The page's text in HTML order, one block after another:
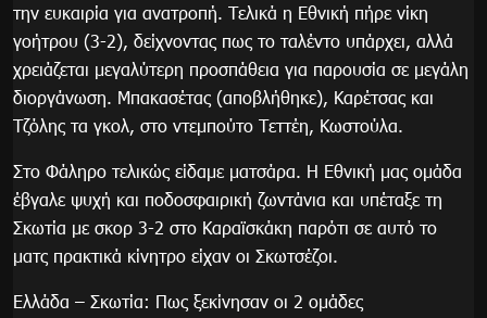
την ευκαιρία για ανατροπή. Τελικά η Εθνική πήρε νίκη
γοήτρου (3-2), δείχνοντας πως το ταλέντο υπάρχει, αλλά
χρειάζεται μεγαλύτερη προσπάθεια για παρουσία σε μεγάλη
διοργάνωση. Μπακασέτας (αποβλήθηκε), Καρέτσας και
Τζόλης τα γκολ, στο ντεμπούτο Τεττέη, Κωστούλα.
Στο Φάληρο τελικώς είδαμε ματσάρα. Η Εθνική μας ομάδα
έβγαλε ψυχή και ποδοσφαιρική ζωντάνια και υπέταξε τη
Σκωτία με σκορ 3-2 στο Καραϊσκάκη παρότι σε αυτό το
ματς πρακτικά κίνητρο είχαν οι Σκωτσέζοι.
Ελλάδα – Σκωτία: Πως ξεκίνησαν οι 2 ομάδες